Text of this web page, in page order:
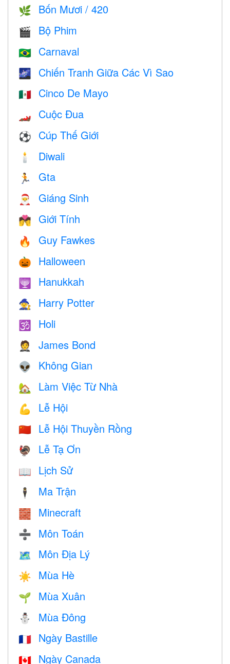
🌿 Bốn Mươi / 420
🎬 Bộ Phim
🇧🇷 Carnaval
🌌 Chiến Tranh Giữa Các Vì Sao
🇲🇽 Cinco De Mayo
🏎 Cuộc Đua
⚽ Cúp Thế Giới
🕯 Diwali
🏃 Gta
🎅 Giáng Sinh
💏 Giới Tính
🔥 Guy Fawkes
🎃 Halloween
🕎 Hanukkah
🧙 Harry Potter
🕉 Holi
🤵 James Bond
👽 Không Gian
🏡 Làm Việc Từ Nhà
💪 Lễ Hội
🇨🇳 Lễ Hội Thuyền Rồng
🦃 Lễ Tạ Ơn
📖 Lịch Sử
🕴️ Ma Trận
🧱 Minecraft
➗ Môn Toán
🗺 Môn Địa Lý
☀️ Mùa Hè
🌱 Mùa Xuân
⛄ Mùa Đông
🇫🇷 Ngày Bastille
🇨🇦 Ngày Canada